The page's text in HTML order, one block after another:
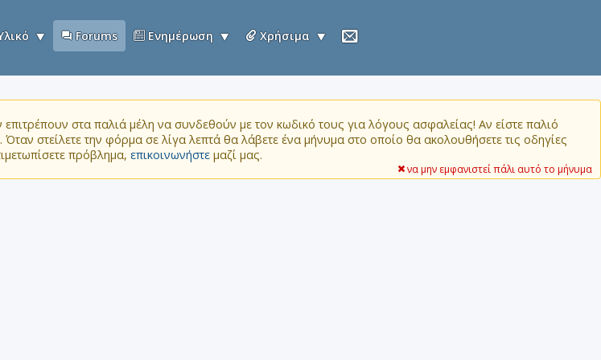
Forums Ενημέρωση Χρήσιμα
στα παλιά μέλη να συνδεθούν με τον κωδικό τους για λόγους ασφαλείας! Αν είστε παλιό
. Όταν στείλετε την φόρμα σε λίγα λεπτά θα λάβετε ένα μήνυμα στο οποίο θα ακολουθήσετε τις οδηγίες
πρόβλημα, επικοινωνήστε μαζί μας.
να μην εμφανιστεί πάλι αυτό το μήνυμα